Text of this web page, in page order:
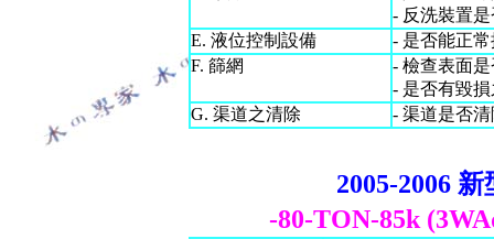
- 反洗裝置
E. 液位控制設備
- 是否能正
F. 篩網
- 檢查表面
- 是否有毀
G. 渠道之清除
- 渠道是否
2005-2006
-80-TON-85k